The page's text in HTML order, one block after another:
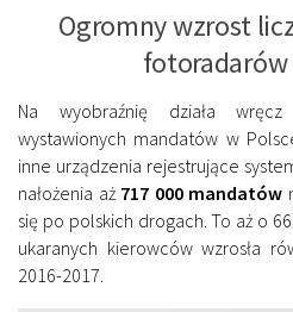
Ogromny wzrost
fotoradarów
Na wyobraźnię działa
wystawionych mandatów w
inne urządzenia rejestrujące
nałożenia aż 717 000 mandatów
się po polskich drogach. To aż o
ukaranych kierowców wzrosła
2016-2017.